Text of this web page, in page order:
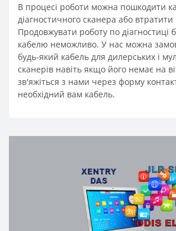
В процесі роботи можна пошкодити
діагностичного сканера або втратити
Продовжувати роботу по діагностиці
кабелю неможливо. У нас можна
будь-який кабель для дилерських і
сканерів навіть якщо його немає на
зв'яжіться з нами через форму
необхідний вам кабель.